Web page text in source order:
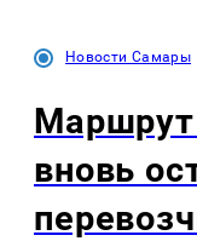
Новости Самары
вновь